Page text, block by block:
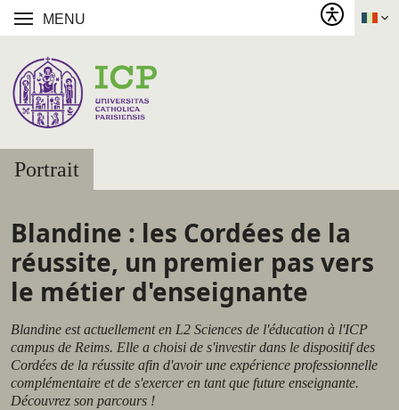
MENU
Portrait
Blandine : les Cordées de la
réussite, un premier pas vers
le métier d'enseignante
Blandine est actuellement en L2 Sciences de l'éducation à l'ICP
campus de Reims. Elle a choisi de s'investir dans le dispositif des
Cordées de la réussite afin d'avoir une expérience professionnelle
complémentaire et de s'exercer en tant que future enseignante.
Découvrez son parcours !